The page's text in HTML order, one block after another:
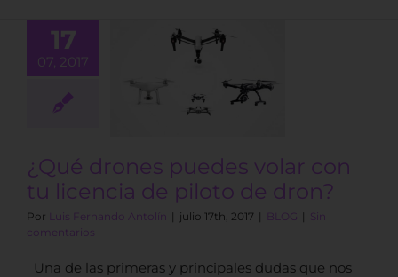
17
07, 2017
drones
volar con
de
¿Qué drones puedes volar con
tu licencia de piloto de dron?
Por Luis Fernando Antolín | julio 17th, 2017 | BLOG | Sin
comentarios
Una de las primeras y principales dudas que nos